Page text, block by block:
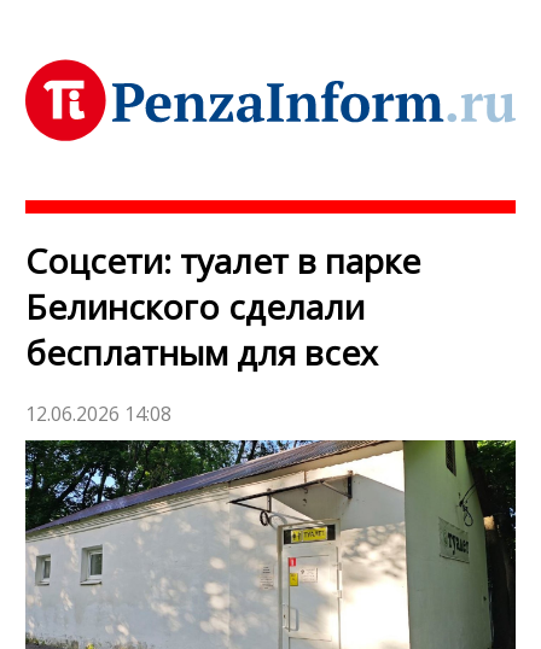
Соцсети: туалет в парке
Белинского сделали
бесплатным для всех
12.06.2026 14:08